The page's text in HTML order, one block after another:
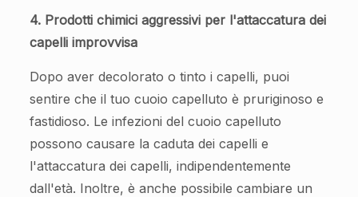
4. Prodotti chimici aggressivi per l'attaccatura dei
capelli improvvisa
Dopo aver decolorato o tinto i capelli, puoi
sentire che il tuo cuoio capelluto è pruriginoso e
fastidioso. Le infezioni del cuoio capelluto
possono causare la caduta dei capelli e
l'attaccatura dei capelli, indipendentemente
dall'età. Inoltre, è anche possibile cambiare un